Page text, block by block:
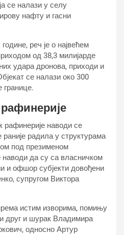
се налази у селу
нафту и гасни
реч је о највећем
од 38,3 милијарде
удара дронова, приходи и
се налази око 300
границе.
рафинерије наводи се
раније радила у структурама
под презименом
да су са власничком
и офшор субјекти довођени
супругом Виктора
истим изворима, помињу
друг и шурак Владимира
односно Артур